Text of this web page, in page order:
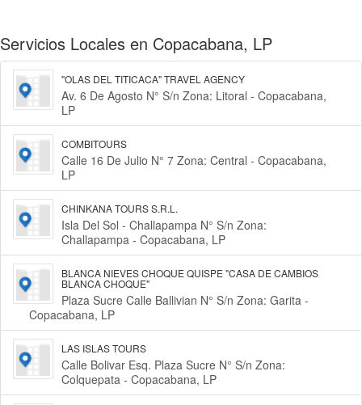
Servicios Locales en Copacabana, LP
"OLAS DEL TITICACA" TRAVEL AGENCY
Av. 6 De Agosto N° S/n Zona: Litoral - Copacabana,
LP
COMBITOURS
Calle 16 De Julio N° 7 Zona: Central - Copacabana,
LP
CHINKANA TOURS S.R.L.
Isla Del Sol - Challapampa N° S/n Zona:
Challapampa - Copacabana, LP
BLANCA NIEVES CHOQUE QUISPE "CASA DE CAMBIOS
BLANCA CHOQUE"
Plaza Sucre Calle Ballivian N° S/n Zona: Garita -
Copacabana, LP
LAS ISLAS TOURS
Calle Bolivar Esq. Plaza Sucre N° S/n Zona:
Colquepata - Copacabana, LP